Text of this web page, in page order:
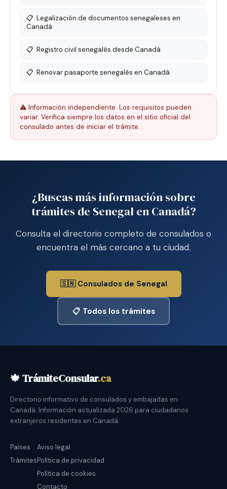
📋 Legalización de documentos senegaleses en
Canadá
📋 Registro civil senegalés desde Canadá
📋 Renovar pasaporte senegalés en Canadá
⚠️ Información independiente. Los requisitos pueden
variar. Verifica siempre los datos en el sitio oficial del
consulado antes de iniciar el trámite.
¿Buscas más información sobre
trámites de Senegal en Canadá?
Consulta el directorio completo de consulados o
encuentra el más cercano a tu ciudad.
🇸🇳 Consulados de Senegal
📋 Todos los trámites
🍁 TrámiteConsular.ca
Directorio informativo de consulados y embajadas en
Canadá. Información actualizada 2026 para ciudadanos
extranjeros residentes en Canadá.
Países
Trámites
Aviso legal
Política de privacidad
Política de cookies
Contacto